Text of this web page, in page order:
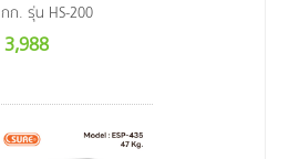
กก. รุ่น HS-200
3,988